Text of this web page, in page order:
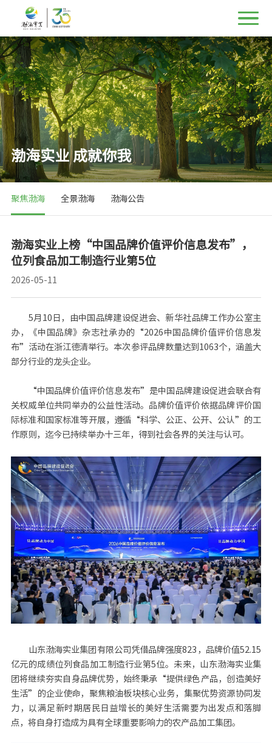
渤海实业 成就你我
聚焦渤海 全景渤海 渤海公告
渤海实业上榜“中国品牌价值评价信息发布”，
位列食品加工制造行业第5位
2026-05-11
5月10日，由中国品牌建设促进会、新华社品牌工作办公室主
办，《中国品牌》杂志社承办的“2026中国品牌价值评价信息发
布”活动在浙江德清举行。本次参评品牌数量达到1063个，涵盖大
部分行业的龙头企业。
“中国品牌价值评价信息发布”是中国品牌建设促进会联合有
关权威单位共同举办的公益性活动。品牌价值评价依据品牌评价国
际标准和国家标准等开展，遵循“科学、公正、公开、公认”的工
作原则，迄今已持续举办十三年，得到社会各界的关注与认可。
山东渤海实业集团有限公司凭借品牌强度823，品牌价值52.15
亿元的成绩位列食品加工制造行业第5位。未来，山东渤海实业集
团将继续夯实自身品牌优势，始终秉承“提供绿色产品，创造美好
生活”的企业使命，聚焦粮油板块核心业务，集聚优势资源协同发
力，以满足新时期居民日益增长的美好生活需要为出发点和落脚
点，将自身打造成为具有全球重要影响力的农产品加工集团。